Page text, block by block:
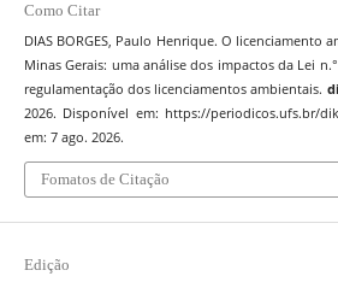
Como Citar
DIAS BORGES, Paulo Henrique. O licenciamento
Minas Gerais: uma análise dos impactos da Lei
regulamentação dos licenciamentos ambientais.
2026. Disponível em: https://periodicos.ufs.br/
em: 7 ago. 2026.
Fomatos de Citação
Edição